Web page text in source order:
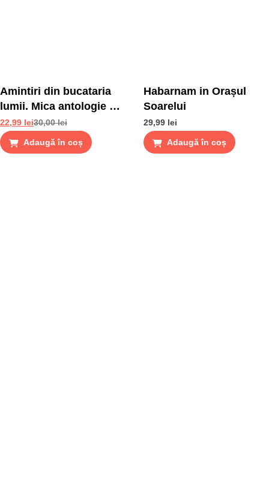
Amintiri din bucataria
lumii. Mica antologie de
gusturi, stari si gustari
30,00lei
22,99 lei
Adaugă în coș
Habarnam in Orașul
Soarelui
29,99 lei
Adaugă în coș